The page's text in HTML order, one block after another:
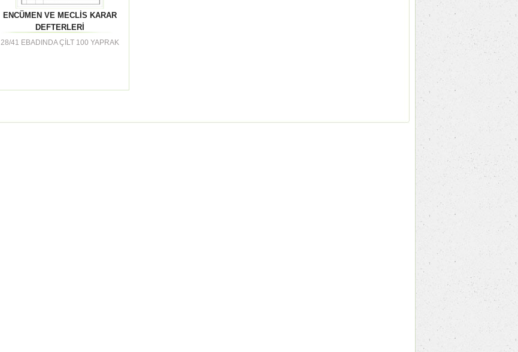
ENCÜMEN VE MECLİS KARAR
DEFTERLERİ
28/41 EBADINDA ÇİLT 100 YAPRAK